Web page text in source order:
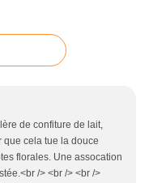
de confiture de lait,
que cela tue la douce
florales. Une assocation
/> <br /> <br />